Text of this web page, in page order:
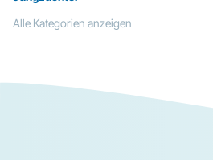
Alle Kategorien anzeigen